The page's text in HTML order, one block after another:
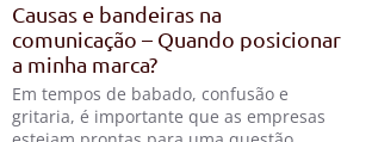
Causas e bandeiras na
comunicação – Quando posicionar
a minha marca?
Em tempos de babado, confusão e
gritaria, é importante que as empresas